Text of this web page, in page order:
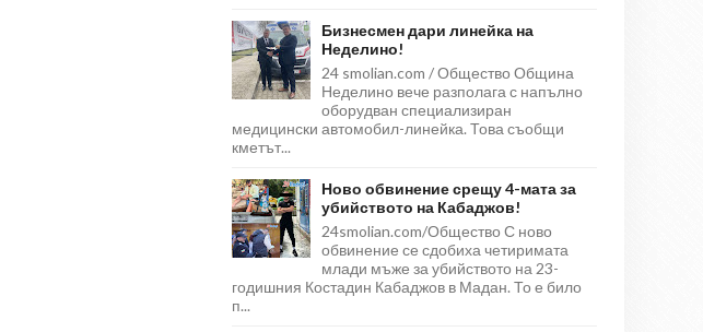
Бизнесмен дари линейка на
Неделино!
24 smolian.com / Общество Община
Неделино вече разполага с напълно
оборудван специализиран
медицински автомобил-линейка. Това съобщи
кметът...
Ново обвинение срещу 4-мата за
убийството на Кабаджов!
24smolian.com/Общество С ново
обвинение се сдобиха четиримата
млади мъже за убийството на 23-
годишния Костадин Кабаджов в Мадан. То е било
п...